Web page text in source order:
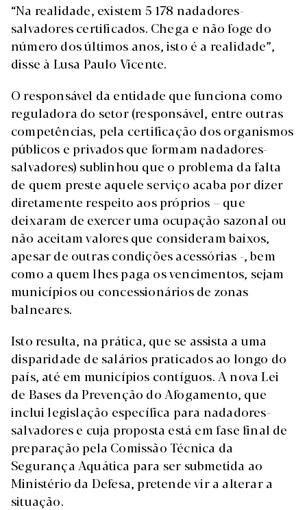
“Na realidade, existem 5 178 nadadores-
salvadores certificados. Chega e não foge do
número dos últimos anos, isto é a realidade”,
disse à Lusa Paulo Vicente.
O responsável da entidade que funciona como
reguladora do setor (responsável, entre outras
competências, pela certificação dos organismos
públicos e privados que formam nadadores-
salvadores) sublinhou que o problema da falta
de quem preste aquele serviço acaba por dizer
diretamente respeito aos próprios – que
deixaram de exercer uma ocupação sazonal ou
não aceitam valores que consideram baixos,
apesar de outras condições acessórias -, bem
como a quem lhes paga os vencimentos, sejam
municípios ou concessionários de zonas
balneares.
Isto resulta, na prática, que se assista a uma
disparidade de salários praticados ao longo do
país, até em municípios contíguos. A nova Lei
de Bases da Prevenção do Afogamento, que
inclui legislação específica para nadadores-
salvadores e cuja proposta está em fase final de
preparação pela Comissão Técnica da
Segurança Aquática para ser submetida ao
Ministério da Defesa, pretende vir a alterar a
situação.